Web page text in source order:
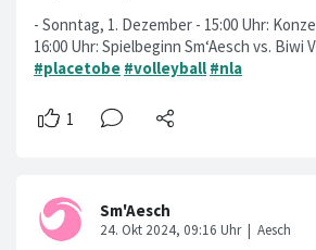
- Sonntag, 1. Dezember - 15:00 Uhr:
16:00 Uhr: Spielbeginn Sm‘Aesch vs. Biwi
#placetobe #volleyball #nla